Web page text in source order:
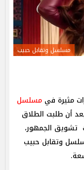
مسلسل وتقابل حبيب
مثيرة في مسلسل
أن طلبت الطلاق
تشويق الجمهور،
وتقابل حبيب